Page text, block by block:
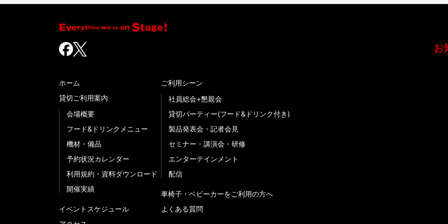
ホーム
貸切ご利用案内
会場概要
フード&ドリンクメニュー
機材・備品
予約状況カレンダー
利用規約・資料ダウンロード
開催実績
イベントスケジュール
ご利用シーン
社員総会+懇親会
貸切パーティー(フード&ドリンク付き)
製品発表会・記者会見
セミナー・講演会・研修
エンターテインメント
配信
車椅子・ベビーカーをご利用の方へ
よくある質問
お